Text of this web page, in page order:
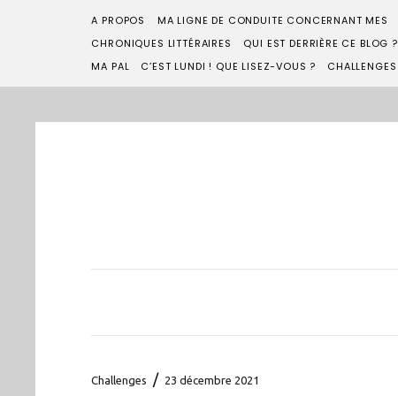
A PROPOS
MA LIGNE DE CONDUITE CONCERNANT MES
CHRONIQUES LITTÉRAIRES
QUI EST DERRIÈRE CE BLOG ?
MA PAL
C’EST LUNDI ! QUE LISEZ-VOUS ? CHALLENGES
Challenges / 23 décembre 2021